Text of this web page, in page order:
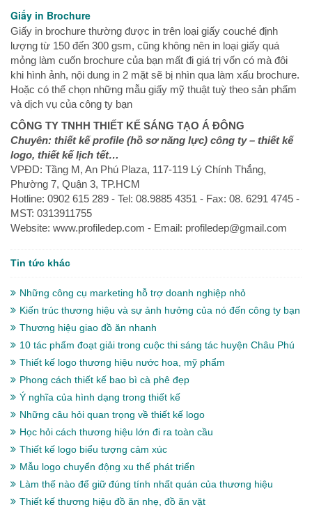
Giấy in Brochure
Giấy in brochure thường được in trên loại giấy couché định
lượng từ 150 đến 300 gsm, cũng không nên in loại giấy quá
mỏng làm cuốn brochure của bạn mất đi giá trị vốn có mà đôi
khi hình ảnh, nội dung in 2 mặt sẽ bị nhìn qua làm xấu brochure.
Hoặc có thể chọn những mẫu giấy mỹ thuật tuỳ theo sản phẩm
và dịch vụ của công ty bạn
CÔNG TY TNHH THIẾT KẾ SÁNG TẠO Á ĐÔNG
Chuyên: thiết kế profile (hồ sơ năng lực) công ty – thiết kế
logo, thiết kế lịch tết…
VPĐD: Tầng M, An Phú Plaza, 117-119 Lý Chính Thắng,
Phường 7, Quận 3, TP.HCM
Hotline: 0902 615 289 - Tel: 08.9885 4351 - Fax: 08. 6291 4745 -
MST: 0313911755
Website: www.profiledep.com - Email: profiledep@gmail.com
Tin tức khác
Những công cụ marketing hỗ trợ doanh nghiệp nhỏ
Kiến trúc thương hiệu và sự ảnh hưởng của nó đến công ty bạn
Thương hiệu giao đồ ăn nhanh
10 tác phẩm đoạt giải trong cuộc thi sáng tác huyện Châu Phú
Thiết kế logo thương hiệu nước hoa, mỹ phẩm
Phong cách thiết kế bao bì cà phê đẹp
Ý nghĩa của hình dạng trong thiết kế
Những câu hỏi quan trọng về thiết kế logo
Học hỏi cách thương hiệu lớn đi ra toàn cầu
Thiết kế logo biểu tượng cảm xúc
Mẫu logo chuyển động xu thế phát triển
Làm thế nào để giữ đúng tính nhất quán của thương hiệu
Thiết kế thương hiệu đồ ăn nhẹ, đồ ăn vặt